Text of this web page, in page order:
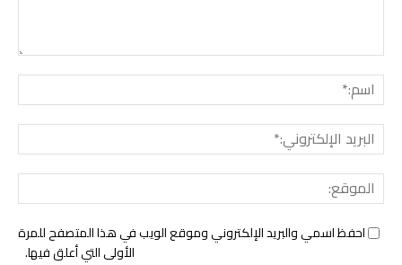
احفظ اسمي والبريد الإلكتروني وموقع الويب في هذا المتصفح للمرة
الأولى التي أعلق فيها.